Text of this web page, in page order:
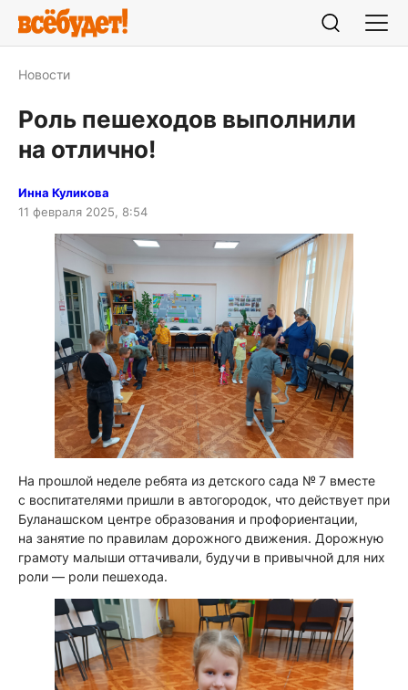
Новости
Роль пешеходов выполнили
на отлично!
Инна Куликова
11 февраля 2025, 8:54
На прошлой неделе ребята из детского сада № 7 вместе
с воспитателями пришли в автогородок, что действует при
Буланашском центре образования и профориентации,
на занятие по правилам дорожного движения. Дорожную
грамоту малыши оттачивали, будучи в привычной для них
роли — роли пешехода.